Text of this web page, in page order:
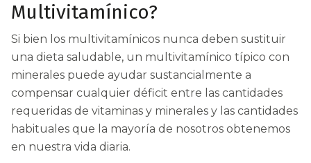
Multivitamínico?
Si bien los multivitamínicos nunca deben sustituir
una dieta saludable, un multivitamínico típico con
minerales puede ayudar sustancialmente a
compensar cualquier déficit entre las cantidades
requeridas de vitaminas y minerales y las cantidades
habituales que la mayoría de nosotros obtenemos
en nuestra vida diaria.